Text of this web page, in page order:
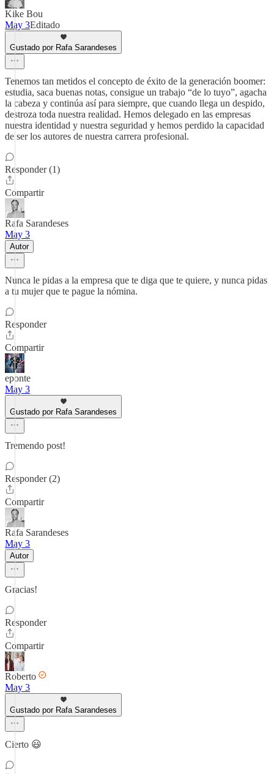
Kike Bou
May 3Editado
Gustado por Rafa Sarandeses
Tenemos tan metidos el concepto de éxito de la generación boomer:
estudia, saca buenas notas, consigue un trabajo “de lo tuyo”, agacha
la cabeza y continúa así para siempre, que cuando llega un despido,
destroza toda nuestra realidad. Hemos delegado en las empresas
nuestra identidad y nuestra seguridad y hemos perdido la capacidad
de ser los autores de nuestra carrera profesional.
Responder (1)
Compartir
Rafa Sarandeses
May 3
Autor
Nunca le pidas a la empresa que te diga que te quiere, y nunca pidas
a tu mujer que te pague la nómina.
Responder
Compartir
eponte
May 3
Gustado por Rafa Sarandeses
Tremendo post!
Responder (2)
Compartir
Rafa Sarandeses
May 3
Autor
Gracias!
Responder
Compartir
Roberto
May 3
Gustado por Rafa Sarandeses
Cierto 😃